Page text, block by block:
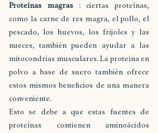
Proteínas magras : ciertas proteínas,
como la carne de res magra, el pollo, el
pescado, los huevos, los frijoles y las
nueces, también pueden ayudar a las
mitocondrias musculares. La proteína en
polvo a base de suero también ofrece
estos mismos beneficios de una manera
conveniente.
Esto se debe a que estas fuentes de
proteínas contienen aminoácidos